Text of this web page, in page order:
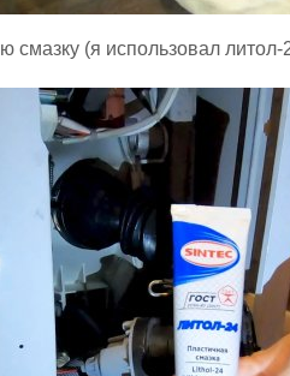
смазку (я использовал литол-